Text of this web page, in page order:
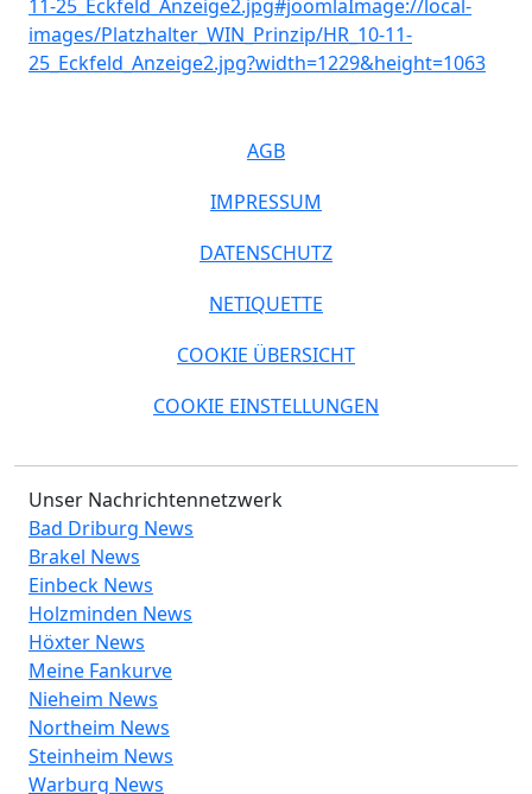
AGB
IMPRESSUM
DATENSCHUTZ
NETIQUETTE
COOKIE ÜBERSICHT
COOKIE EINSTELLUNGEN
Unser Nachrichtennetzwerk
Bad Driburg News
Brakel News
Einbeck News
Holzminden News
Höxter News
Meine Fankurve
Nieheim News
Northeim News
Steinheim News
Warburg News